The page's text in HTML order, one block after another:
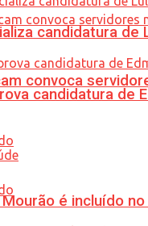
convoca
candidatura de
candidatura de
é incluído